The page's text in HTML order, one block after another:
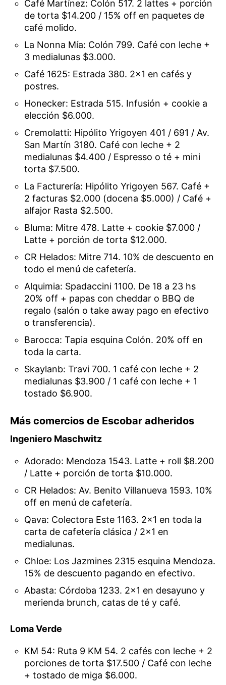
Café Martínez: Colón 517. 2 lattes + porción
de torta $14.200 / 15% off en paquetes de
café molido.
La Nonna Mía: Colón 799. Café con leche +
3 medialunas $3.000.
Café 1625: Estrada 380. 2×1 en cafés y
postres.
Honecker: Estrada 515. Infusión + cookie a
elección $6.000.
Cremolatti: Hipólito Yrigoyen 401 / 691 / Av.
San Martín 3180. Café con leche + 2
medialunas $4.400 / Espresso o té + mini
torta $7.500.
La Facturería: Hipólito Yrigoyen 567. Café +
2 facturas $2.000 (docena $5.000) / Café +
alfajor Rasta $2.500.
Bluma: Mitre 478. Latte + cookie $7.000 /
Latte + porción de torta $12.000.
CR Helados: Mitre 714. 10% de descuento en
todo el menú de cafetería.
Alquimia: Spadaccini 1100. De 18 a 23 hs
20% off + papas con cheddar o BBQ de
regalo (salón o take away pago en efectivo
o transferencia).
Barocca: Tapia esquina Colón. 20% off en
toda la carta.
Skaylanb: Travi 700. 1 café con leche + 2
medialunas $3.900 / 1 café con leche + 1
tostado $6.900.
Más comercios de Escobar adheridos
Ingeniero Maschwitz
Adorado: Mendoza 1543. Latte + roll $8.200
/ Latte + porción de torta $10.000.
CR Helados: Av. Benito Villanueva 1593. 10%
off en menú de cafetería.
Qava: Colectora Este 1163. 2×1 en toda la
carta de cafetería clásica / 2×1 en
medialunas.
Chloe: Los Jazmines 2315 esquina Mendoza.
15% de descuento pagando en efectivo.
Abasta: Córdoba 1233. 2×1 en desayuno y
merienda brunch, catas de té y café.
Loma Verde
KM 54: Ruta 9 KM 54. 2 cafés con leche + 2
porciones de torta $17.500 / Café con leche
+ tostado de miga $6.000.